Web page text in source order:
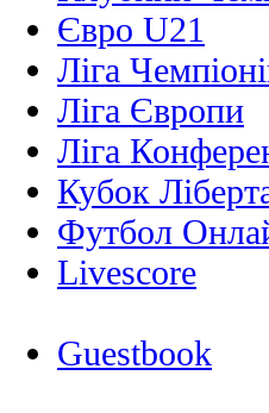
Євро U21
Ліга
Ліга Європи
Ліга
Кубок
Футбол
Livescore
Guestbook